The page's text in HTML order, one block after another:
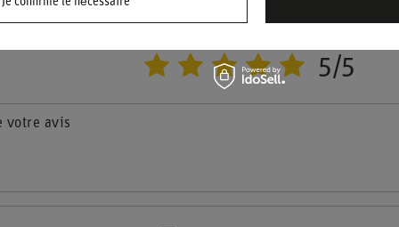
5/5
votre avis